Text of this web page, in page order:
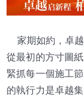
家期如約，卓越
從最初的方寸圖
緊抓每一個施工
的執行力是卓越